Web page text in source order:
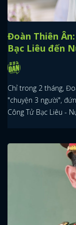
Đoàn Thiên
Bạc Liêu đến
Chỉ trong 2 tháng,
"chuyện 3 người",
Công Tử Bạc Liêu -